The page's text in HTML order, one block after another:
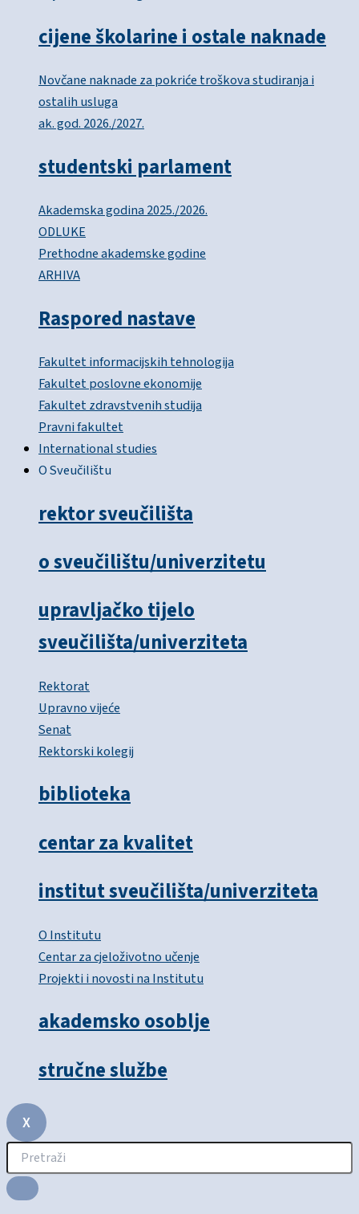
cijene školarine i ostale naknade
Novčane naknade za pokriće troškova studiranja i
ostalih usluga
ak. god. 2026./2027.
studentski parlament
Akademska godina 2025./2026.
ODLUKE
Prethodne akademske godine
ARHIVA
Raspored nastave
Fakultet informacijskih tehnologija
Fakultet poslovne ekonomije
Fakultet zdravstvenih studija
Pravni fakultet
International studies
O Sveučilištu
rektor sveučilišta
o sveučilištu/univerzitetu
upravljačko tijelo
sveučilišta/univerziteta
Rektorat
Upravno vijeće
Senat
Rektorski kolegij
biblioteka
centar za kvalitet
institut sveučilišta/univerziteta
O Institutu
Centar za cjeloživotno učenje
Projekti i novosti na Institutu
akademsko osoblje
stručne službe
X